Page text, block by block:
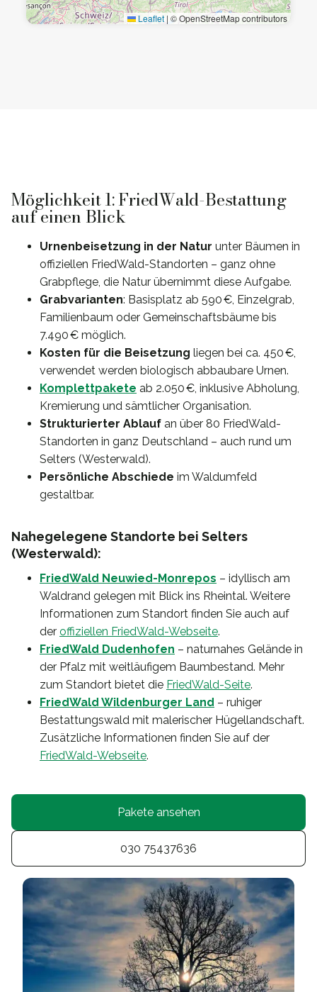
Leaflet | © OpenStreetMap contributors
Möglichkeit 1: FriedWald-Bestattung
auf einen Blick
Urnenbeisetzung in der Natur unter Bäumen in
offiziellen FriedWald-Standorten – ganz ohne
Grabpflege, die Natur übernimmt diese Aufgabe.
Grabvarianten: Basisplatz ab 590 €, Einzelgrab,
Familienbaum oder Gemeinschaftsbäume bis
7.490 € möglich.
Kosten für die Beisetzung liegen bei ca. 450 €,
verwendet werden biologisch abbaubare Urnen.
Komplettpakete ab 2.050 €, inklusive Abholung,
Kremierung und sämtlicher Organisation.
Strukturierter Ablauf an über 80 FriedWald-
Standorten in ganz Deutschland – auch rund um
Selters (Westerwald).
Persönliche Abschiede im Waldumfeld
gestaltbar.
Nahegelegene Standorte bei Selters
(Westerwald):
FriedWald Neuwied-Monrepos – idyllisch am
Waldrand gelegen mit Blick ins Rheintal. Weitere
Informationen zum Standort finden Sie auch auf
der offiziellen FriedWald-Webseite.
FriedWald Dudenhofen – naturnahes Gelände in
der Pfalz mit weitläufigem Baumbestand. Mehr
zum Standort bietet die FriedWald-Seite.
FriedWald Wildenburger Land – ruhiger
Bestattungswald mit malerischer Hügellandschaft.
Zusätzliche Informationen finden Sie auf der
FriedWald-Webseite.
Pakete ansehen
030 75437636